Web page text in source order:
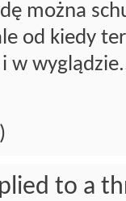
można
od kiedy
w
to a